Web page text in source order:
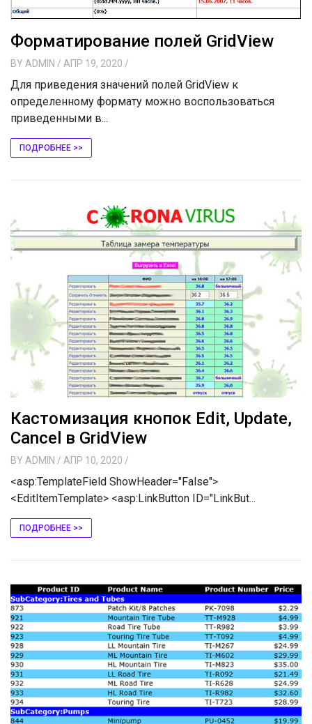
Форматирование полей GridView
BY ADMIN / АПР 19, 2020 /
Для приведения значений полей GridView к
определенному формату можно воспользоваться
приведенными в...
ПОДРОБНЕЕ >>
Кастомизация кнопок Edit, Update,
Cancel в GridView
BY ADMIN / АПР 10, 2020 /
<asp:TemplateField ShowHeader="False">
<EditItemTemplate> <asp:LinkButton ID="LinkBut...
ПОДРОБНЕЕ >>